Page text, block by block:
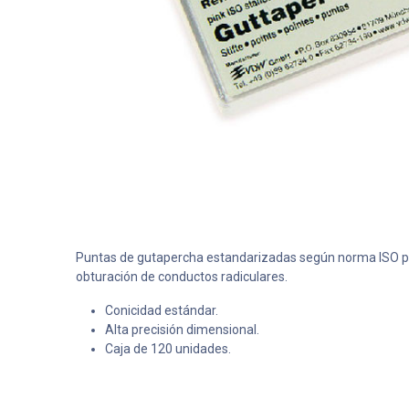
Puntas de gutapercha estandarizadas según norma ISO
obturación de conductos radiculares.
Conicidad estándar.
Alta precisión dimensional.
Caja de 120 unidades.